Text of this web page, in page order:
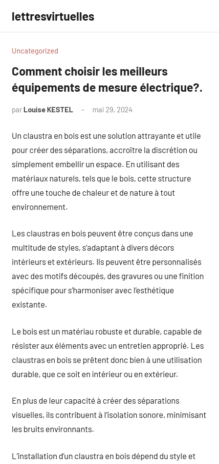
contenu
lettresvirtuelles
Uncategorized
Comment choisir les meilleurs
équipements de mesure électrique?.
par Louise KESTEL mai 29, 2024
Un claustra en bois est une solution attrayante et utile
pour créer des séparations, accroître la discrétion ou
simplement embellir un espace. En utilisant des
matériaux naturels, tels que le bois, cette structure
offre une touche de chaleur et de nature à tout
environnement.
Les claustras en bois peuvent être conçus dans une
multitude de styles, s’adaptant à divers décors
intérieurs et extérieurs. Ils peuvent être personnalisés
avec des motifs découpés, des gravures ou une finition
spécifique pour s’harmoniser avec l’esthétique
existante.
Le bois est un matériau robuste et durable, capable de
résister aux éléments avec un entretien approprié. Les
claustras en bois se prêtent donc bien à une utilisation
durable, que ce soit en intérieur ou en extérieur.
En plus de leur capacité à créer des séparations
visuelles, ils contribuent à l’isolation sonore, minimisant
les bruits environnants.
L’installation d’un claustra en bois dépend du style et